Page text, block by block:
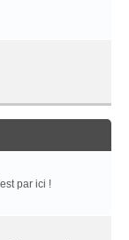
par ici !